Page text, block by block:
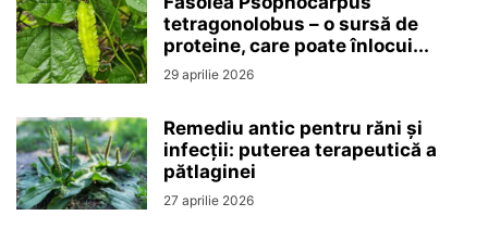
tetragonolobus – o sursă de
proteine, care poate înlocui...
29 aprilie 2026
Remediu antic pentru răni și
infecții: puterea terapeutică a
pătlaginei
27 aprilie 2026